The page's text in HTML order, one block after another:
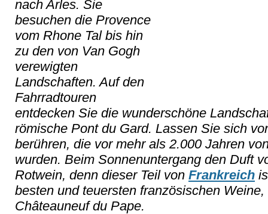
nach Arles. Sie
besuchen die Provence
vom Rhone Tal bis hin
zu den von Van Gogh
verewigten
Landschaften. Auf den
Fahrradtouren
entdecken Sie die wunderschöne
römische Pont du Gard. Lassen Sie sich
berühren, die vor mehr als 2.000 Jahren
wurden. Beim Sonnenuntergang den Duft
Rotwein, denn dieser Teil von Frankreich
besten und teuersten französischen
Châteauneuf du Pape.